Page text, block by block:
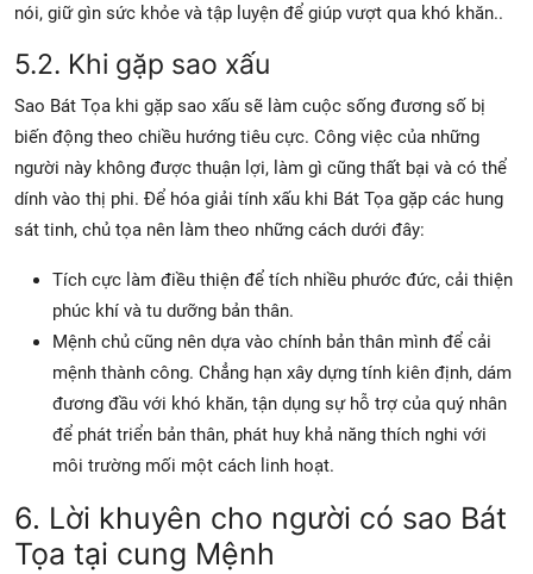
nói, giữ gìn sức khỏe và tập luyện để giúp vượt qua khó khăn..
5.2. Khi gặp sao xấu
Sao Bát Tọa khi gặp sao xấu sẽ làm cuộc sống đương số bị
biến động theo chiều hướng tiêu cực. Công việc của những
người này không được thuận lợi, làm gì cũng thất bại và có thể
dính vào thị phi. Để hóa giải tính xấu khi Bát Tọa gặp các hung
sát tinh, chủ tọa nên làm theo những cách dưới đây:
Tích cực làm điều thiện để tích nhiều phước đức, cải thiện
phúc khí và tu dưỡng bản thân.
Mệnh chủ cũng nên dựa vào chính bản thân mình để cải
mệnh thành công. Chẳng hạn xây dựng tính kiên định, dám
đương đầu với khó khăn, tận dụng sự hỗ trợ của quý nhân
để phát triển bản thân, phát huy khả năng thích nghi với
môi trường mối một cách linh hoạt.
6. Lời khuyên cho người có sao Bát
Tọa tại cung Mệnh